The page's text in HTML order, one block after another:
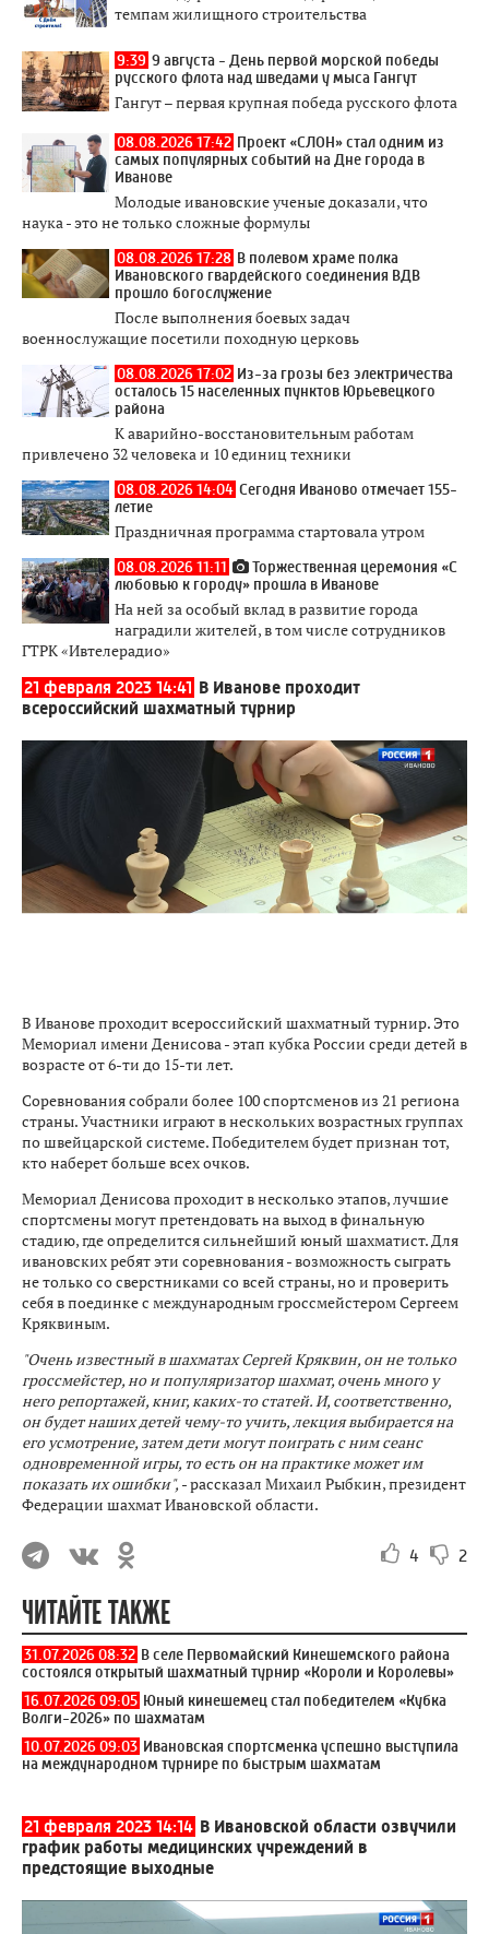
темпам жилищного строительства
9:39 9 августа - День первой морской победы
русского флота над шведами у мыса Гангут
Гангут – первая крупная победа русского флота
08.08.2026 17:42 Проект «СЛОН» стал одним из
самых популярных событий на Дне города в
Иванове
Молодые ивановские ученые доказали, что
наука - это не только сложные формулы
08.08.2026 17:28 В полевом храме полка
Ивановского гвардейского соединения ВДВ
прошло богослужение
После выполнения боевых задач
военнослужащие посетили походную церковь
08.08.2026 17:02 Из-за грозы без электричества
осталось 15 населенных пунктов Юрьевецкого
района
К аварийно-восстановительным работам
привлечено 32 человека и 10 единиц техники
08.08.2026 14:04 Сегодня Иваново отмечает 155-
летие
Праздничная программа стартовала утром
08.08.2026 11:11
Торжественная церемония «С
любовью к городу» прошла в Иванове
На ней за особый вклад в развитие города
наградили жителей, в том числе сотрудников
ГТРК «Ивтелерадио»
21 февраля 2023 14:41 В Иванове проходит
всероссийский шахматный турнир
В Иванове проходит всероссийский шахматный турнир. Это
Мемориал имени Денисова - этап кубка России среди детей в
возрасте от 6-ти до 15-ти лет.
Соревнования собрали более 100 спортсменов из 21 региона
страны. Участники играют в нескольких возрастных группах
по швейцарской системе. Победителем будет признан тот,
кто наберет больше всех очков.
Мемориал Денисова проходит в несколько этапов, лучшие
спортсмены могут претендовать на выход в финальную
стадию, где определится сильнейший юный шахматист. Для
ивановских ребят эти соревнования - возможность сыграть
не только со сверстниками со всей страны, но и проверить
себя в поединке с международным гроссмейстером Сергеем
Кряквиным.
"Очень известный в шахматах Сергей Кряквин, он не только
гроссмейстер, но и популяризатор шахмат, очень много у
него репортажей, книг, каких-то статей. И, соответственно,
он будет наших детей чему-то учить, лекция выбирается на
его усмотрение, затем дети могут поиграть с ним сеанс
одновременной игры, то есть он на практике может им
показать их ошибки", - рассказал Михаил Рыбкин, президент
Федерации шахмат Ивановской области.
4 2
ЧИТАЙТЕ ТАКЖЕ
31.07.2026 08:32 В селе Первомайский Кинешемского района
состоялся открытый шахматный турнир «Короли и Королевы»
16.07.2026 09:05 Юный кинешемец стал победителем «Кубка
Волги-2026» по шахматам
10.07.2026 09:03 Ивановская спортсменка успешно выступила
на международном турнире по быстрым шахматам
21 февраля 2023 14:14 В Ивановской области озвучили
график работы медицинских учреждений в
предстоящие выходные